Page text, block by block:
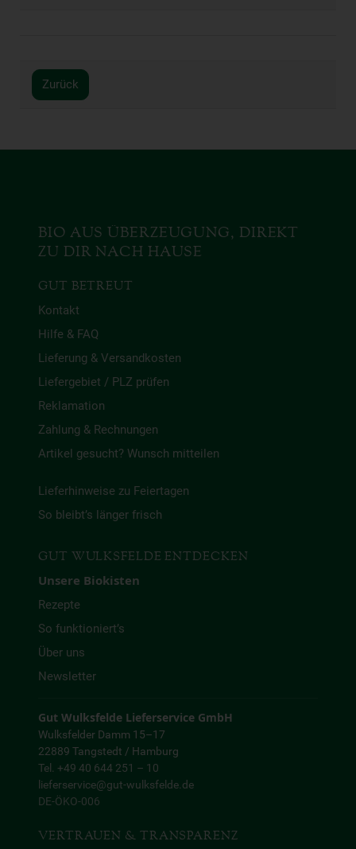
Zurück
BIO AUS ÜBERZEUGUNG, DIREKT
ZU DIR NACH HAUSE
GUT BETREUT
Kontakt
Hilfe & FAQ
Lieferung & Versandkosten
Liefergebiet / PLZ prüfen
Reklamation
Zahlung & Rechnungen
Artikel gesucht? Wunsch mitteilen
Lieferhinweise zu Feiertagen
So bleibt’s länger frisch
GUT WULKSFELDE ENTDECKEN
Unsere Biokisten
Rezepte
So funktioniert’s
Über uns
Newsletter
Gut Wulksfelde Lieferservice GmbH
Wulksfelder Damm 15–17
22889 Tangstedt / Hamburg
Tel. +49 40 644 251 – 10
lieferservice@gut-wulksfelde.de
DE-ÖKO-006
VERTRAUEN & TRANSPARENZ